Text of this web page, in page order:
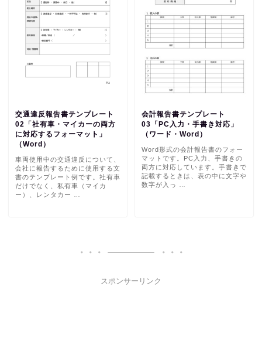
交通違反報告書テンプレート
02「社有車・マイカーの両方
に対応するフォーマット」
（Word）
車両使用中の交通違反について、
会社に報告するために使用する文
書のテンプレート例です。社有車
だけでなく、私有車（マイカ
ー）、レンタカー …
会計報告書テンプレート
03「PC入力・手書き対応」
（ワード・Word）
Word形式の会計報告書のフォー
マットです。PC入力、手書きの
両方に対応しています。手書きで
記載するときは、表の中に文字や
数字が入っ …
スポンサーリンク